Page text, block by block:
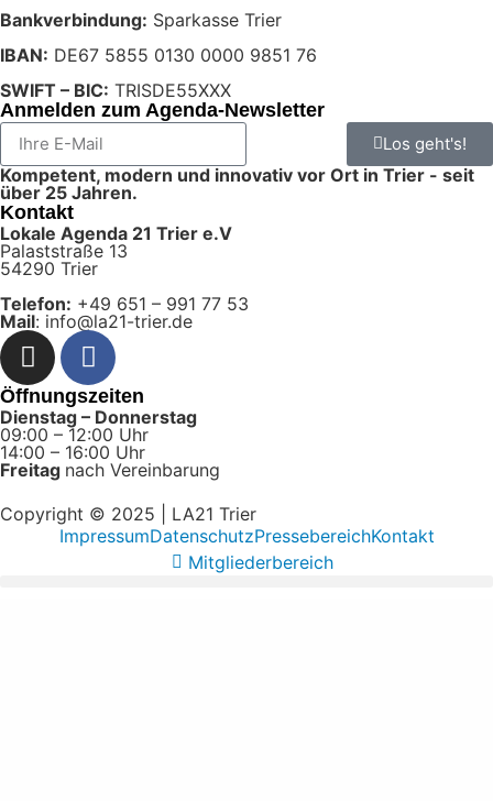
Bankverbindung: Sparkasse Trier
IBAN: DE67 5855 0130 0000 9851 76
SWIFT – BIC: TRISDE55XXX
Anmelden zum Agenda-Newsletter
Los geht's!
Kompetent, modern und innovativ vor Ort in Trier - seit
über 25 Jahren.
Kontakt
Lokale Agenda 21 Trier e.V
Palaststraße 13
54290 Trier
Telefon: +49 651 – 991 77 53
Mail: info@la21-trier.de
Öffnungszeiten
Dienstag – Donnerstag
09:00 – 12:00 Uhr
14:00 – 16:00 Uhr
Freitag nach Vereinbarung
Copyright © 2025 | LA21 Trier
ImpressumDatenschutzPressebereichKontakt
Mitgliederbereich